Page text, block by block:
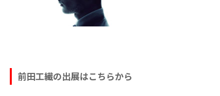
前田工繊の出展はこちらから